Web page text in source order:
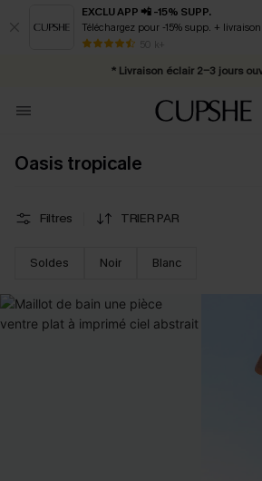
EXCLU APP 📲 -15% SUPP.
Téléchargez pour -15% supp. + livraison
50 k+
* Livraison éclair 2-3 jours
Abonnement E-mail : -25% dès 4
Oasis tropicale
Filtres TRIER PAR
Soldes Noir Blanc